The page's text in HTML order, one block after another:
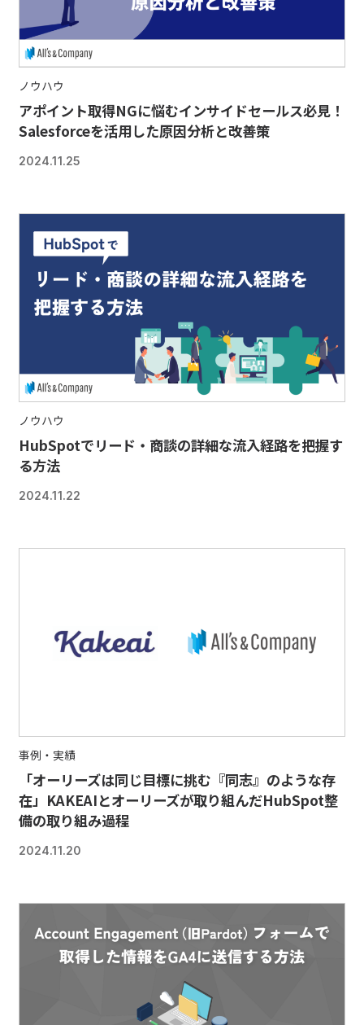
ノウハウ
アポイント取得NGに悩むインサイドセールス必見！
Salesforceを活用した原因分析と改善策
2024.11.25
ノウハウ
HubSpotでリード・商談の詳細な流入経路を把握す
る方法
2024.11.22
事例・実績
「オーリーズは同じ目標に挑む『同志』のような存
在」KAKEAIとオーリーズが取り組んだHubSpot整
備の取り組み過程
2024.11.20